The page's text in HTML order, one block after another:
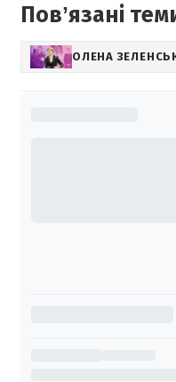
Повʼязані
ОЛЕНА